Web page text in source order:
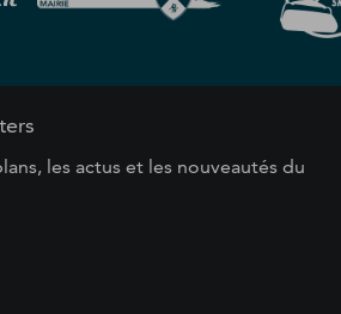
les actus et les nouveautés du